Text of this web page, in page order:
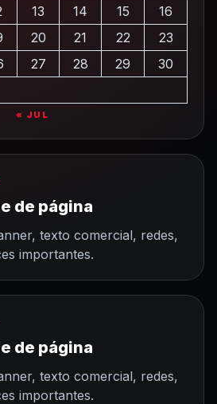
13 14 15
16
20 21 22
23
27 28 29
30
« JUL
de página
texto comercial, redes,
importantes.
de página
texto comercial, redes,
importantes.